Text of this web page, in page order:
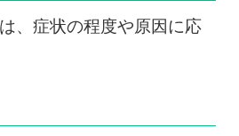
、症状の程度や原因に応